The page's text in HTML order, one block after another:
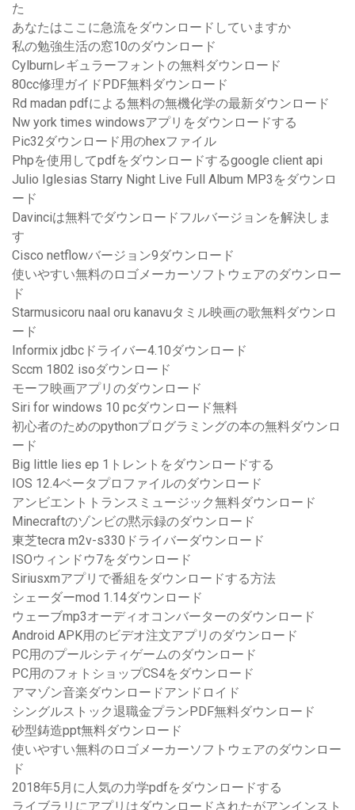
た
あなたはここに急流をダウンロードしていますか
私の勉強生活の窓10のダウンロード
Cylburnレギュラーフォントの無料ダウンロード
80cc修理ガイドPDF無料ダウンロード
Rd madan pdfによる無料の無機化学の最新ダウンロード
Nw york times windowsアプリをダウンロードする
Pic32ダウンロード用のhexファイル
Phpを使用してpdfをダウンロードするgoogle client api
Julio Iglesias Starry Night Live Full Album MP3をダウンロ
ード
Davinciは無料でダウンロードフルバージョンを解決しま
す
Cisco netflowバージョン9ダウンロード
使いやすい無料のロゴメーカーソフトウェアのダウンロー
ド
Starmusicoru naal oru kanavuタミル映画の歌無料ダウンロ
ード
Informix jdbcドライバー4.10ダウンロード
Sccm 1802 isoダウンロード
モーフ映画アプリのダウンロード
Siri for windows 10 pcダウンロード無料
初心者のためのpythonプログラミングの本の無料ダウンロ
ード
Big little lies ep 1トレントをダウンロードする
IOS 12.4ベータプロファイルのダウンロード
アンビエントトランスミュージック無料ダウンロード
Minecraftのゾンビの黙示録のダウンロード
東芝tecra m2v-s330ドライバーダウンロード
ISOウィンドウ7をダウンロード
Siriusxmアプリで番組をダウンロードする方法
シェーダーmod 1.14ダウンロード
ウェーブmp3オーディオコンバーターのダウンロード
Android APK用のビデオ注文アプリのダウンロード
PC用のプールシティゲームのダウンロード
PC用のフォトショップCS4をダウンロード
アマゾン音楽ダウンロードアンドロイド
シングルストック退職金プランPDF無料ダウンロード
砂型鋳造ppt無料ダウンロード
使いやすい無料のロゴメーカーソフトウェアのダウンロー
ド
2018年5月に人気の力学pdfをダウンロードする
ライブラリにアプリはダウンロードされたがアンインスト